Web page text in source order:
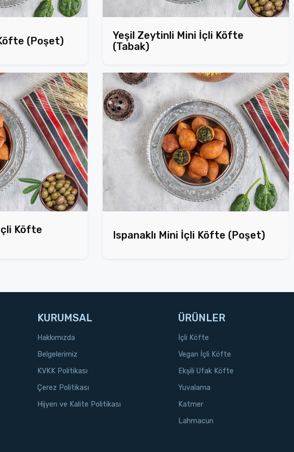
(Poşet)
Yeşil Zeytinli Mini İçli Köfte
(Tabak)
Köfte
Ispanaklı Mini İçli Köfte (Poşet)
KURUMSAL
Hakkımızda
Belgelerimiz
KVKK Politikası
Çerez Politikası
Hijyen ve Kalite Politikası
ÜRÜNLER
İçli Köfte
Vegan İçli Köfte
Ekşili Ufak Köfte
Yuvalama
Katmer
Lahmacun